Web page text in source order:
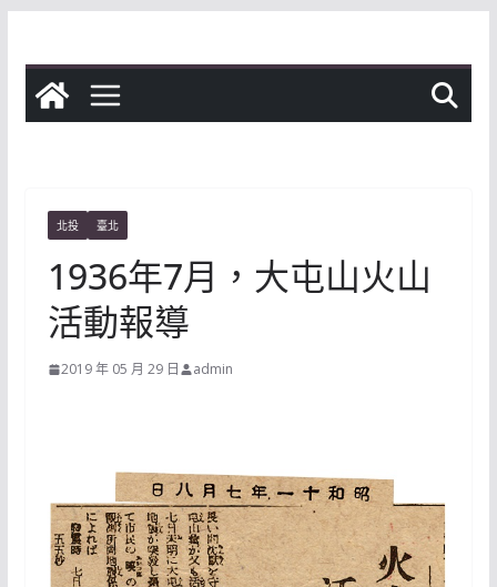
content
北投 臺北
1936年7月，大屯山火山
活動報導
2019 年 05 月 29 日 admin